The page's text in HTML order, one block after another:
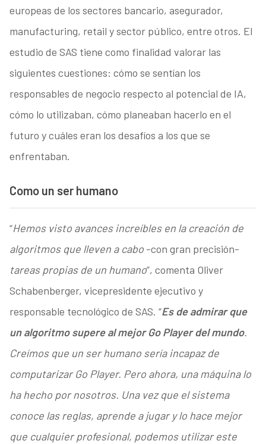
europeas de los sectores bancario, asegurador,
manufacturing, retail y sector público, entre otros. El
estudio de SAS tiene como finalidad valorar las
siguientes cuestiones: cómo se sentían los
responsables de negocio respecto al potencial de IA,
cómo lo utilizaban, cómo planeaban hacerlo en el
futuro y cuáles eran los desafíos a los que se
enfrentaban.
Como un ser humano
“Hemos visto avances increíbles en la creación de
algoritmos que lleven a cabo -con gran precisión-
tareas propias de un humano”, comenta Oliver
Schabenberger, vicepresidente ejecutivo y
responsable tecnológico de SAS. “Es de admirar que
un algoritmo supere al mejor Go Player del mundo.
Creímos que un ser humano sería incapaz de
computarizar Go Player. Pero ahora, una máquina lo
ha hecho por nosotros. Una vez que el sistema
conoce las reglas, aprende a jugar y lo hace mejor
que cualquier profesional, podemos utilizar este